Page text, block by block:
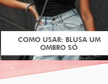
COMO USAR: BLUSA UM
OMBRO SÓ